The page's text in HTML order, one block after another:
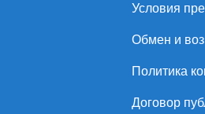
Условия
Обмен и
Политика
Договор